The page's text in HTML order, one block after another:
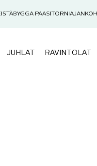
BYGGA PAASITORNI
JUHLAT RAVINTOLAT